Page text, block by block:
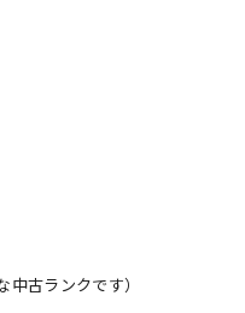
中古ランクです）